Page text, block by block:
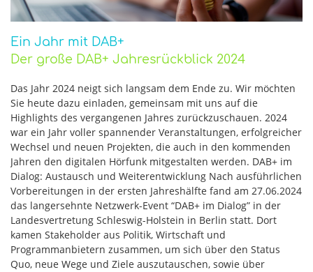
Ein Jahr mit DAB+
Der große DAB+ Jahresrückblick 2024
Das Jahr 2024 neigt sich langsam dem Ende zu. Wir möchten
Sie heute dazu einladen, gemeinsam mit uns auf die
Highlights des vergangenen Jahres zurückzuschauen. 2024
war ein Jahr voller spannender Veranstaltungen, erfolgreicher
Wechsel und neuen Projekten, die auch in den kommenden
Jahren den digitalen Hörfunk mitgestalten werden. DAB+ im
Dialog: Austausch und Weiterentwicklung Nach ausführlichen
Vorbereitungen in der ersten Jahreshälfte fand am 27.06.2024
das langersehnte Netzwerk-Event “DAB+ im Dialog” in der
Landesvertretung Schleswig-Holstein in Berlin statt. Dort
kamen Stakeholder aus Politik, Wirtschaft und
Programmanbietern zusammen, um sich über den Status
Quo, neue Wege und Ziele auszutauschen, sowie über